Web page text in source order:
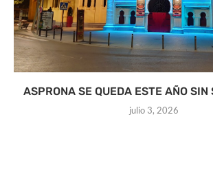
ASPRONA SE QUEDA ESTE AÑO SIN
julio 3, 2026